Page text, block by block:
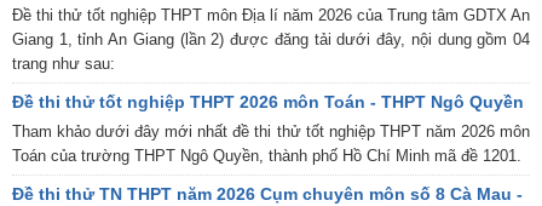
Đề thi thử tốt nghiệp THPT môn Địa lí năm 2026 của Trung tâm GDTX An
Giang 1, tỉnh An Giang (lần 2) được đăng tải dưới đây, nội dung gồm 04
trang như sau:
Đề thi thử tốt nghiệp THPT 2026 môn Toán - THPT Ngô Quyền
Tham khảo dưới đây mới nhất đề thi thử tốt nghiệp THPT năm 2026 môn
Toán của trường THPT Ngô Quyền, thành phố Hồ Chí Minh mã đề 1201.
Đề thi thử TN THPT năm 2026 Cụm chuyên môn số 8 Cà Mau -